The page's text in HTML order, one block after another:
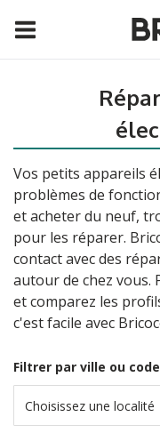
Vos petits appareils
problèmes de
et acheter du neuf,
pour les réparer.
contact avec des
autour de chez vous.
et comparez les
c'est facile avec
Filtrer par ville ou
Choisissez une localité